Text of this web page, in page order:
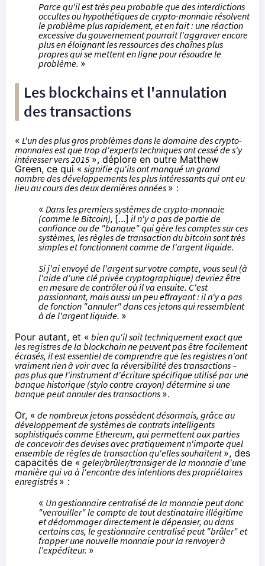
Parce qu'il est très peu probable que des interdictions
occultes ou hypothétiques de crypto-monnaie résolvent
le problème plus rapidement, et en fait : une réaction
excessive du gouvernement pourrait l'aggraver encore
plus en éloignant les ressources des chaînes plus
propres qui se mettent en ligne pour résoudre le
problème. »
Les blockchains et l'annulation
des transactions
« L'un des plus gros problèmes dans le domaine des crypto-
monnaies est que trop d'experts techniques ont cessé de s'y
intéresser vers 2015 », déplore en outre Matthew
Green, ce qui « signifie qu'ils ont manqué un grand
nombre des développements les plus intéressants qui ont eu
lieu au cours des deux dernières années » :
« Dans les premiers systèmes de crypto-monnaie
(comme le Bitcoin), [...] il n'y a pas de partie de
confiance ou de "banque" qui gère les comptes sur ces
systèmes, les règles de transaction du bitcoin sont très
simples et fonctionnent comme de l'argent liquide.
Si j'ai envoyé de l'argent sur votre compte, vous seul (à
l'aide d'une clé privée cryptographique) devriez être
en mesure de contrôler où il va ensuite. C'est
passionnant, mais aussi un peu effrayant : il n'y a pas
de fonction "annuler" dans ces jetons qui ressemblent
à de l'argent liquide. »
Pour autant, et « bien qu'il soit techniquement exact que
les registres de la blockchain ne peuvent pas être facilement
écrasés, il est essentiel de comprendre que les registres n'ont
vraiment rien à voir avec la réversibilité des transactions –
pas plus que l'instrument d'écriture spécifique utilisé par une
banque historique (stylo contre crayon) détermine si une
banque peut annuler des transactions ».
Or, « de nombreux jetons possèdent désormais, grâce au
développement de systèmes de contrats intelligents
sophistiqués comme Ethereum, qui permettent aux parties
de concevoir des devises avec pratiquement n'importe quel
ensemble de règles de transaction qu'elles souhaitent», des
capacités de « geler/brûler/transiger de la monnaie d'une
manière qui va à l'encontre des intentions des propriétaires
enregistrés » :
« Un gestionnaire centralisé de la monnaie peut donc
"verrouiller" le compte de tout destinataire illégitime
et dédommager directement le dépensier, ou dans
certains cas, le gestionnaire centralisé peut "brûler" et
frapper une nouvelle monnaie pour la renvoyer à
l'expéditeur. »